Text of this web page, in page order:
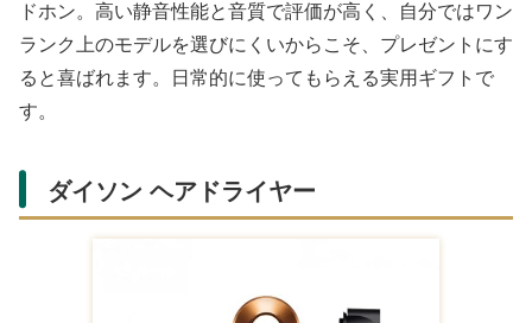
を選ばず使いやすく、香水初心者の彼氏にも取り入れやす
いと人気です。ギフトボックスの仕上げも美しく、誕生日
の特別感を演出できます。
香りの好みが分からないときは、
ディ系の万人受けする香りを選ぶと外しにくくなり
ます。